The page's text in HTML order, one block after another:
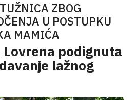
ZBOG
U POSTUPKU
MAMIĆA
Lovrena podignuta
lažnog